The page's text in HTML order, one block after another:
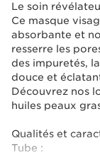
Le soin
Ce masque
absorbante et
resserre les
des impuretés,
douce et
Découvrez nos
huiles peaux
Qualités et
Tube :